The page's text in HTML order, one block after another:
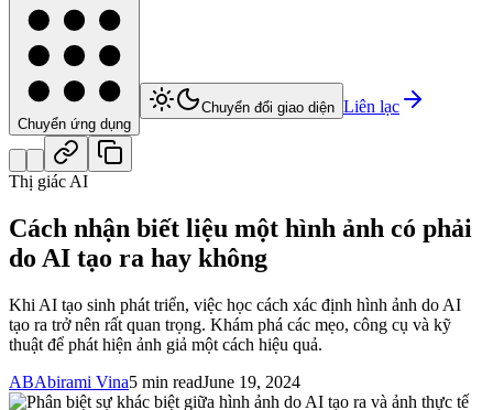
Chuyển ứng dụng
Chuyển đổi giao diện Liên lạc
Thị giác AI
Cách nhận biết liệu một hình ảnh có phải
do AI tạo ra hay không
Khi AI tạo sinh phát triển, việc học cách xác định hình ảnh do AI
tạo ra trở nên rất quan trọng. Khám phá các mẹo, công cụ và kỹ
thuật để phát hiện ảnh giả một cách hiệu quả.
ABAbirami Vina5 min readJune 19, 2024